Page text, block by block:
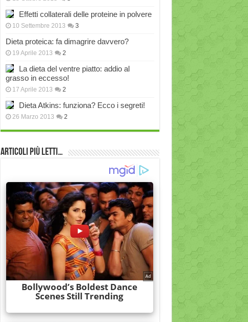
Effetti collaterali delle proteine in polvere
10 Settembre 2013 3
Dieta proteica: fa dimagrire davvero?
19 Aprile 2013 2
La dieta del ventre piatto: addio al
grasso in eccesso!
17 Aprile 2013 2
Dieta Atkins: funziona? Ecco i segreti!
26 Marzo 2013 2
Articoli più Letti…